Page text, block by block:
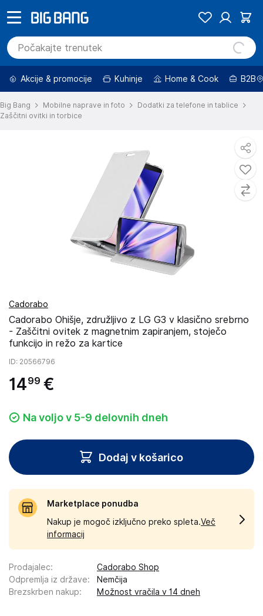
Akcije & promocije Kuhinje Home & Cook B2B
Big Bang Mobilne naprave in foto
Dodatki za telefone in tablice
Zaščitni ovitki in torbice
Cadorabo
Cadorabo Ohišje, združljivo z LG G3 v klasično srebrno
- Zaščitni ovitek z magnetnim zapiranjem, stoječo
funkcijo in režo za kartice
ID: 20566796
1499 €
Na voljo v 5-9 delovnih dneh
Dodaj v košarico
Marketplace ponudba
Nakup je mogoč izključno preko spleta.Več
informacij
Prodajalec:
Cadorabo Shop
Odpremlja iz države:
Nemčija
Brezskrben nakup: Možnost vračila v 14 dneh